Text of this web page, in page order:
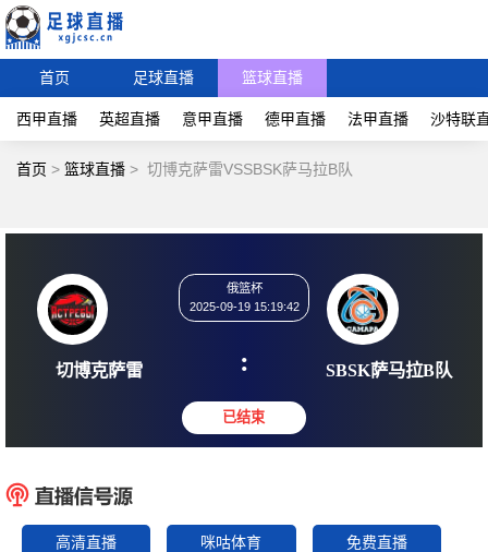
首页 足球直播 篮球直播
西甲直播 英超直播 意甲直播 德甲直播 法甲直播 沙特联
首页 > 篮球直播 > 切博克萨雷VSSBSK萨马拉B队
切博克萨雷
2025-09-19 15:19:42
: SBSK萨
高清直播 咪咕体育 免费直播